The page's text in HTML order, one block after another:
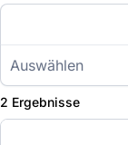
Auswählen
2 Ergebnisse